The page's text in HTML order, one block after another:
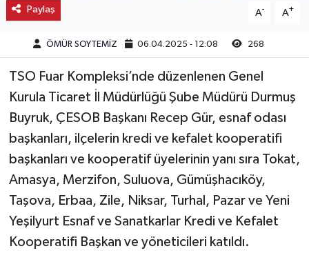
Paylaş A- A+
ÖMÜR SOYTEMİZ 06.04.2025 - 12:08 268
TSO Fuar Kompleksi’nde düzenlenen Genel
Kurula Ticaret İl Müdürlüğü Şube Müdürü Durmuş
Buyruk, ÇESOB Başkanı Recep Gür, esnaf odası
başkanları, ilçelerin kredi ve kefalet kooperatifi
başkanları ve kooperatif üyelerinin yanı sıra Tokat,
Amasya, Merzifon, Suluova, Gümüşhacıköy,
Taşova, Erbaa, Zile, Niksar, Turhal, Pazar ve Yeni
Yeşilyurt Esnaf ve Sanatkarlar Kredi ve Kefalet
Kooperatifi Başkan ve yöneticileri katıldı.
Ortaköy
Osmancık
Sungurlu
Uğurludağ
Sağlık